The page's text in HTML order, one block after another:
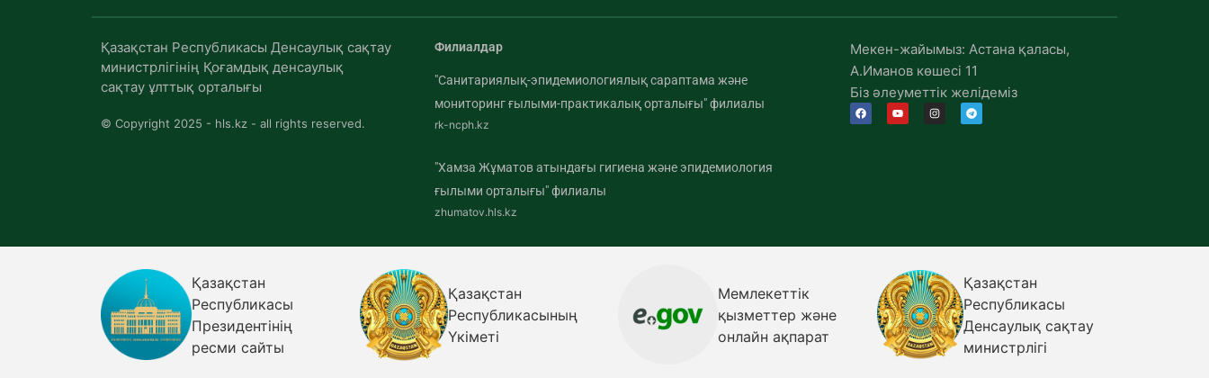
Қазақстан Республикасы Денсаулық сақтау
министрлігінің Қоғамдық денсаулық
сақтау ұлттық орталығы
© Copyright 2025 - hls.kz - all rights reserved.
Филиалдар
"Санитариялық-эпидемиологиялық сараптама және
мониторинг ғылыми-практикалық орталығы" филиалы
rk-ncph.kz
"Хамза Жұматов атындағы гигиена және эпидемиология
ғылыми орталығы" филиалы
zhumatov.hls.kz
Мекен-жайымыз: Астана қаласы,
А.Иманов көшесі 11
Біз әлеуметтік желідеміз
Қазақстан
Республикасы
Президентінің
ресми сайты
Қазақстан
Республикасының
Үкіметі
Мемлекеттік
қызметтер және
онлайн ақпарат
Қазақстан
Республикасы
Денсаулық сақтау
министрлігі